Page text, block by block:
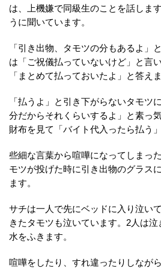
は、上機嫌で同級生のことを話しま
うに聞いています。
「引き出物、タモツの分もあるよ」
は「ご祝儀払っていないけど」と言
「まとめて払っておいたよ」と答えま
「払うよ」と引き下がらないタモツ
分だからそれくらいするよ」と素っ
財布を見て「バイト代入ったら払う
些細な言葉から喧嘩になってしまっ
モツが投げた時に引き出物のグラス
ます。
サチは一人で先にベッドに入り泣い
きたタモツも泣いています。2人は
水をふきます。
喧嘩をしたり、すれ違ったりしなが